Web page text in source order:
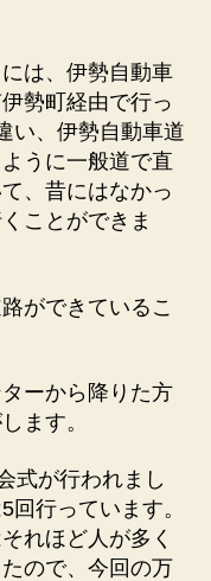
は、伊勢自動車
勢町経由で行っ
い、伊勢自動車道
うに一般道で直
、昔にはなかっ
ことができま
ができているこ
ーから降りた方
ます。
式が行われまし
行っています。
れほど人が多く
ので、今回の万